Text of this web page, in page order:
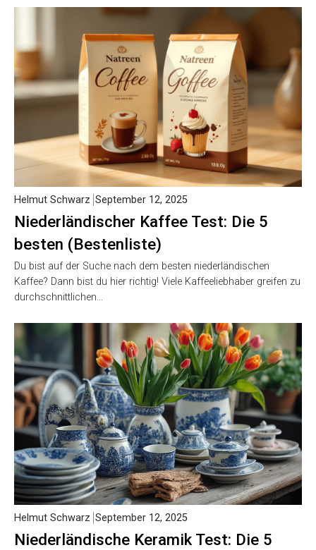
Niederländischer Kaffee Test: Die 5
besten (Bestenliste)
Helmut Schwarz September 12, 2025
Du bist auf der Suche nach dem besten niederländischen
Kaffee? Dann bist du hier richtig! Viele Kaffeeliebhaber greifen zu
durchschnittlichen…
Niederländische Keramik Test: Die 5
Helmut Schwarz September 12, 2025